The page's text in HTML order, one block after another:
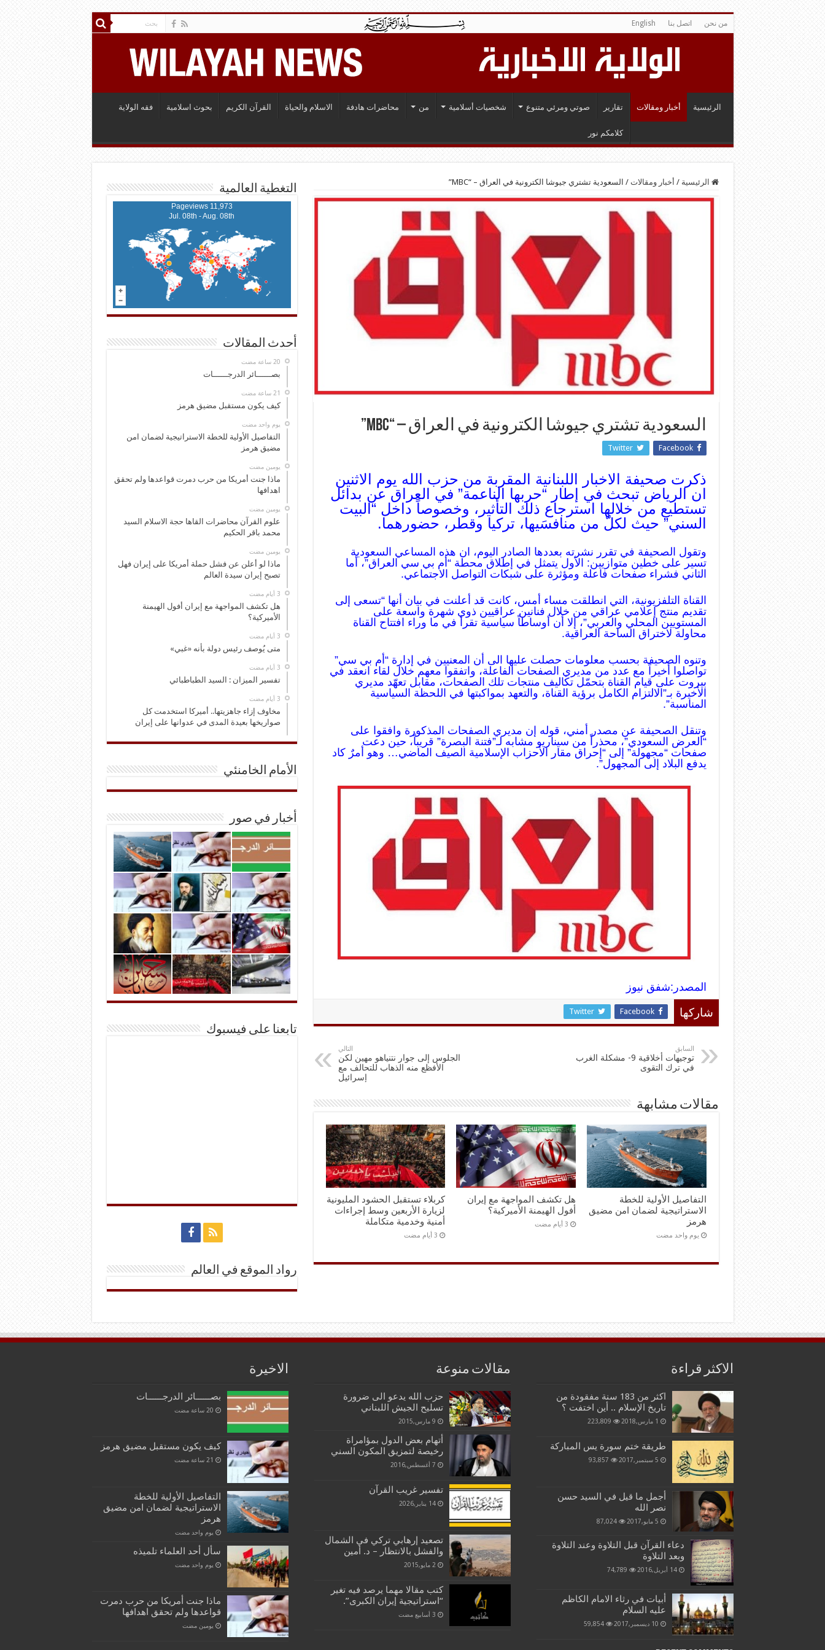
من نحن اتصل بنا English
الرئيسية أخبار ومقالات تقارير صوتي ومرئي متنوع شخصيات أسلامية من محاضرات هادفة الاسلام والحياة القرآن الكريم بحوث اسلامية فقه الولاية
كلامكم نور
الرئيسية / أخبار ومقالات / السعودية تشتري جيوشا الكترونية في العراق – “MBC”
السعودية تشتري جيوشا الكترونية في العراق – “MBC”
Facebook
Twitter
ذكرت صحيفة الاخبار اللبنانية المقربة من حزب الله يوم الاثنين
ان الرياض تبحث في إطار “حربها الناعمة” في العراق عن بدائل
تستطيع من خلالها استرجاع ذلك التأثير، وخصوصاً داخل “البيت
السني” حيث لكلّ من منافسَيها، تركيا وقطر، حضورهما.
وتقول الصحيفة في تقرر نشرته بعددها الصادر اليوم، ان هذه المساعي السعودية
تسير على خطين متوازيين: الأول يتمثل في إطلاق محطة “أم بي سي العراق”، أما
الثاني فشراء صفحات فاعلة ومؤثرة على شبكات التواصل الاجتماعي.
القناة التلفزيونية، التي انطلقت مساء أمس، كانت قد أعلنت في بيان أنها “تسعى إلى
تقديم منتج إعلامي عراقي من خلال فنانين عراقيين ذوي شهرة واسعة على
المستويين المحلي والعربي”، إلا أن أوساطاً سياسية تقرأ في ما وراء افتتاح القناة
محاولة لاختراق الساحة العراقية.
وتنوه الصحيفة بحسب معلومات حصلت عليها الى أن المعنيين في إدارة “أم بي سي”
تواصلوا أخيراً مع عدد من مديري الصفحات الفاعلة، واتفقوا معهم خلال لقاء انعقد في
بيروت على قيام القناة بتحمّل تكاليف منتجات تلك الصفحات، مقابل تعهّد مديري
الأخيرة بـ”الالتزام الكامل برؤية القناة، والتعهد بمواكبتها في اللحظة السياسية
المناسبة”.
وتنقل الصحيفة عن مصدر أمني، قوله إن مديري الصفحات المذكورة وافقوا على
“العرض السعودي”، محذراً من سيناريو مشابه لـ”فتنة البصرة” قريباً، حين دعت
صفحات “مجهولة” إلى “إحراق مقار الأحزاب الإسلامية الصيف الماضي… وهو أمرٌ كاد
يدفع البلاد إلى المجهول”.
المصدر:شفق نيوز
شاركها Facebook
Twitter
السابق
توجيهات أخلاقية 9- مشكلة الغرب
في ترك التقوى
التالي
الجلوس إلى جوار نتنياهو مهين لكن
الأفظع منه الذهاب للتحالف مع
إسرائيل
مقالات مشابهة
التفاصيل الأولية للخطة
الاستراتيجية لضمان امن مضيق
هرمز
‏يوم واحد مضت
هل تكشف المواجهة مع إيران
أفول الهيمنة الأميركية؟
كربلاء تستقبل الحشود المليونية
لزيارة الأربعين وسط إجراءات
أمنية وخدمية متكاملة
التغطية العالمية
11,973 Pageviews
Jul. 08th - Aug. 08th
أحدث المقالات
بصــــــائر الدرجــــــات
كيف يكون مستقبل مضيق هرمز
‏يوم واحد مضت
التفاصيل الأولية للخطة الاستراتيجية لضمان امن
مضيق هرمز
‏يومين مضت
ماذا جنت أمريكا من حرب دمرت قواعدها ولم تحقق
اهدافها
‏يومين مضت
علوم القرآن محاضرات القاها حجة الاسلام السيد
محمد باقر الحكيم
‏يومين مضت
ماذا لو أعلن عن فشل حملة أمريكا على إيران فهل
تصبح إيران سيدة العالم
هل تكشف المواجهة مع إيران أفول الهيمنة
الأميركية؟
متى يُوصف رئيس دولة بأنه «غبي»
تفسير الميزان : السيد الطباطبائي
مخاوف إزاء جاهزيتها.. أميركا استخدمت كل
صواريخها بعيدة المدى في عدوانها على إيران
الأمام الخامنئي
أخبار في صور
تابعنا على فيسبوك
رواد الموقع في العالم
الاكثر قراءة
اكثر من 183 سنة مفقودة من
تاريخ الإسلام .. أين اختفت ؟
1 مارس,2018 223,809
طريقة ختم سورة يس المباركة
5 سبتمبر,2017 93,857
أجمل ما قيل في السيد حسن
نصر الله
5 مايو,2017 87,024
دعاء القرآن قبل التلاوة وعند التلاوة
وبعد التلاوة
14 أبريل,2016 74,789
أبيات في رثاء الامام الكاظم
عليه السلام
10 ديسمبر,2017 59,854
مقالات منوعة
حزب الله يدعو الى ضرورة
تسليح الجيش اللبناني
9 مارس,2015
أتهام بعض الدول بمؤامراة
رخيصة لتمزيق المكون السني
7 أغسطس,2016
تفسير غريب القرآن
14 يناير,2026
تصعيد إرهابي تركي في الشمال
والفشل بالانتظار – د. أمين
2 مايو,2015
كتب مقالا مهما يرصد فيه تغير
“استراتيجية إيران الكبرى”.
الاخيرة
بصــــــائر الدرجــــــات
كيف يكون مستقبل مضيق هرمز
التفاصيل الأولية للخطة
الاستراتيجية لضمان امن مضيق
هرمز
‏يوم واحد مضت
سأل أحد العلماء تلميذه
‏يوم واحد مضت
ماذا جنت أمريكا من حرب دمرت
قواعدها ولم تحقق اهدافها
‏يومين مضت